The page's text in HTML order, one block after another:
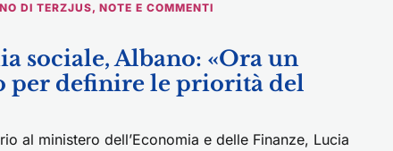
DI TERZJUS, NOTE E COMMENTI
sociale, Albano: «Ora un
per definire le priorità del
al ministero dell’Economia e delle Finanze, Lucia